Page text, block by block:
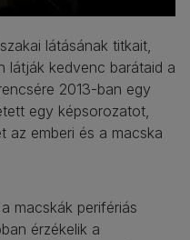
látásának titkait,
látják kedvenc barátaid a
2013-ban egy
egy képsorozatot,
az emberi és a macska
macskák perifériás
érzékelik a